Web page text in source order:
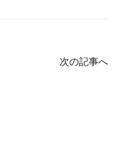
次の記事へ